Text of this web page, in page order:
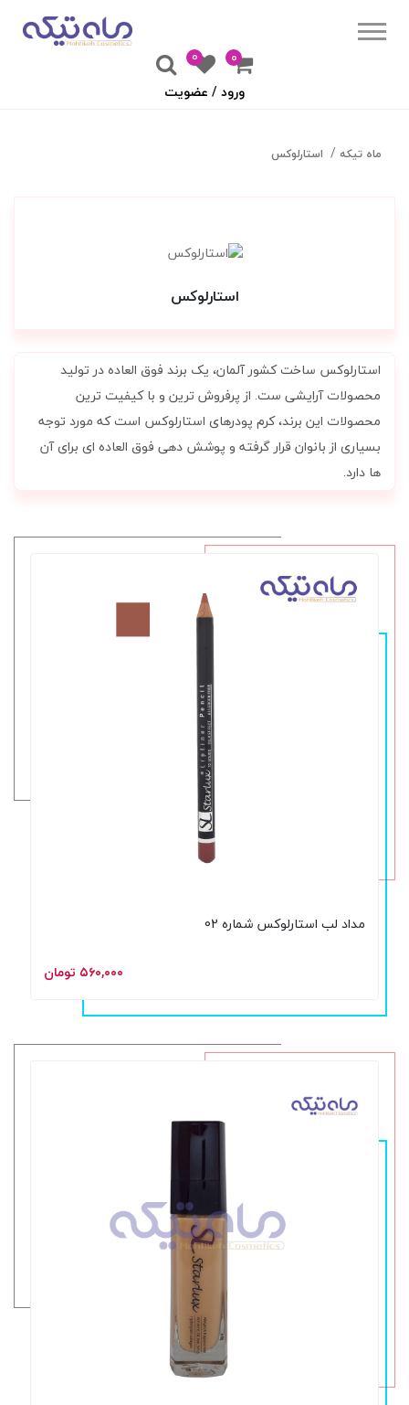
۰
0
ورود / عضویت
ماه تیکه استارلوکس
استارلوکس
استارلوکس ساخت کشور آلمان، یک برند فوق العاده در تولید
محصولات آرایشی ست. از پرفروش ترین و با کیفیت ترین
محصولات این برند، کرم پودرهای استارلوکس است که مورد توجه
بسیاری از بانوان قرار گرفته و پوشش دهی فوق العاده ای برای آن
ها دارد.
مداد لب استارلوکس شماره 02
۵۶۰,۰۰۰ تومان